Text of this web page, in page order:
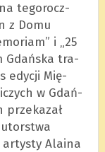
tego­rocz­
z Domu
i „25
Gdań­ska tra­
edy­cji Mię­
w Gdań­
prze­ka­zał
arty­sty Ala­ina